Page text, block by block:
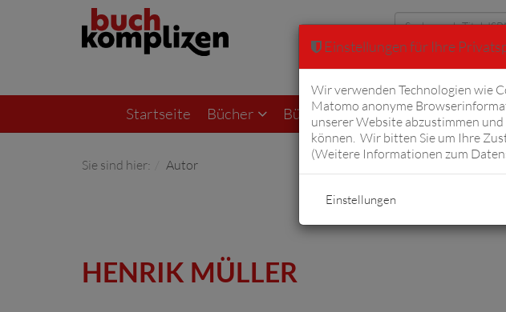
Erweiterte Suche
Startseite Bücher Bücher von Fiftyfifty Hörbücher
Sie sind hier: Autor
HENRIK MÜLLER
Einstellungen für Ihre
Wir verwenden Technologien wie
Matomo anonyme
unserer Website abzustimmen
können. Wir bitten Sie um Ihre
(Weitere Informationen zum
Einstellungen